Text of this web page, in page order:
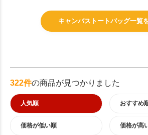
キャンバストートバッグ一覧
322件の商品が見つかりました
人気順 おすすめ
価格が低い順 価格が高